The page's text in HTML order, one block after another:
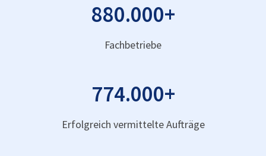
880.000+
Fachbetriebe
774.000+
Erfolgreich vermittelte Aufträge